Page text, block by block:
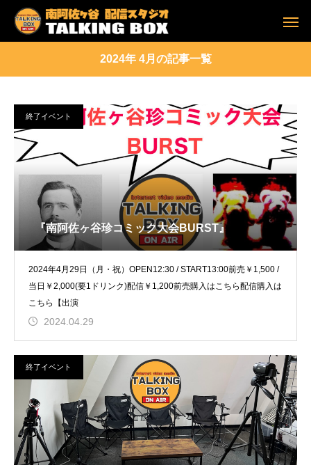
2024年 4月の記事一覧
終了イベント
『南阿佐ヶ谷珍コミック大会BURST』
2024年4月29日（月・祝）OPEN12:30 / START13:00前売￥1,500 /
当日￥2,000(要1ドリンク)配信￥1,200前売購入はこちら配信購入は
こちら【出演
2024.04.29
終了イベント